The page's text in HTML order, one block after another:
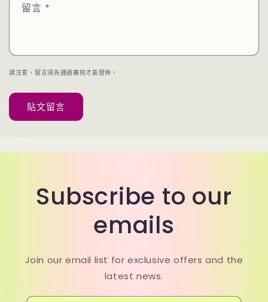
留言 *
請注意，留言須先通過審核才能發佈。
Subscribe to our
emails
Join our email list for exclusive offers and the
latest news.